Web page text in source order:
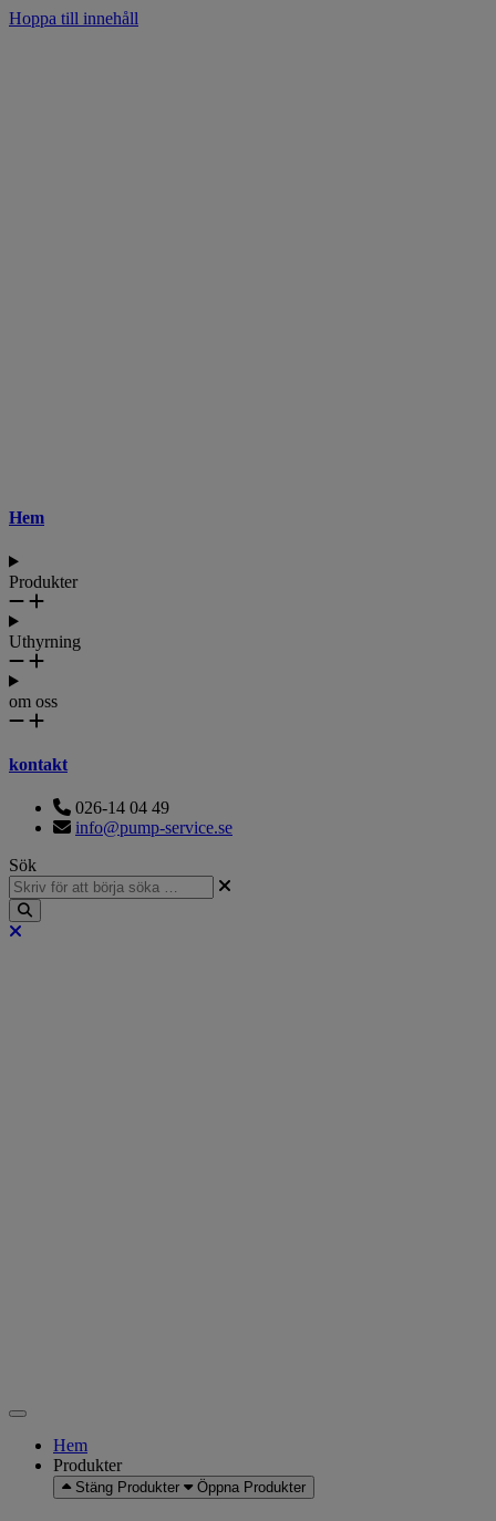
Hoppa till innehåll
Hem
Produkter
Uthyrning
om oss
kontakt
026-14 04 49
info@pump-service.se
Sök
Hem
Produkter
Stäng Produkter Öppna Produkter